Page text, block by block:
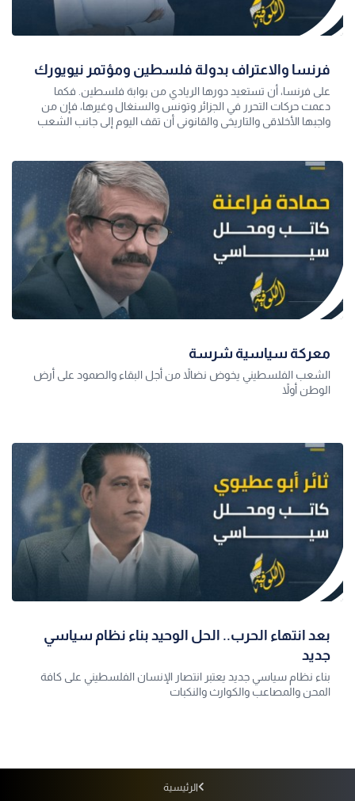
فرنسا والاعتراف بدولة فلسطين ومؤتمر نيويورك
على فرنسا، أن تستعيد دورها الريادي من بوابة فلسطين. فكما
دعمت حركات التحرر في الجزائر وتونس والسنغال وغيرها، فإن من
واجبها الأخلاقي والتاريخي والقانوني أن تقف اليوم إلى جانب الشعب
معركة سياسية شرسة
الشعب الفلسطيني يخوض نضالاً من أجل البقاء والصمود على أرض
الوطن أولاً
بعد انتهاء الحرب.. الحل الوحيد بناء نظام سياسي
جديد
بناء نظام سياسي جديد يعتبر انتصار الإنسان الفلسطيني على كافة
المحن والمصاعب والكوارث والنكبات
الرئيسية